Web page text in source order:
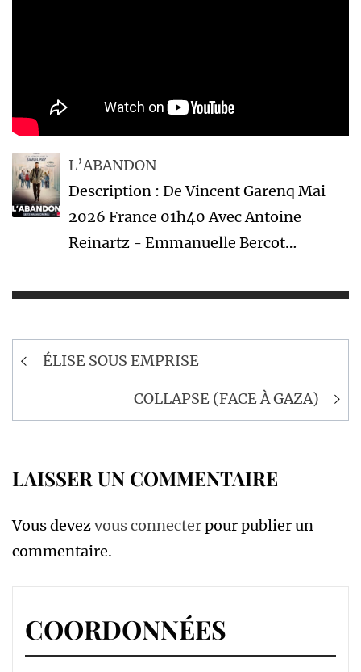
L’ABANDON
Description : De Vincent Garenq Mai
2026 France 01h40 Avec Antoine
Reinartz - Emmanuelle Bercot…
Navigation
ÉLISE SOUS EMPRISE
COLLAPSE (FACE À GAZA)
LAISSER UN COMMENTAIRE
Vous devezvous connecterpour publier un
commentaire.
COORDONNÉES